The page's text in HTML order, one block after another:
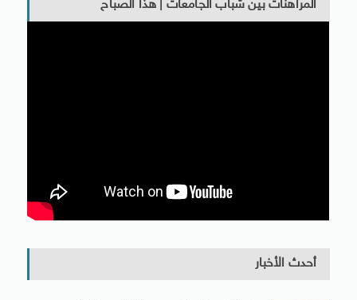
المراهنات بين شباب الجامعات | هذا الصباح
أحدث الأخبار